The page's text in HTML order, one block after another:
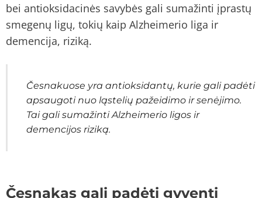
bei antioksidacinės savybės gali sumažinti įprastų
smegenų ligų, tokių kaip Alzheimerio liga ir
demencija, riziką.
Česnakuose yra antioksidantų, kurie gali padėti
apsaugoti nuo ląstelių pažeidimo ir senėjimo.
Tai gali sumažinti Alzheimerio ligos ir
demencijos riziką.
Česnakas gali padėti gyventi